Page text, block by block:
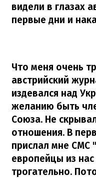
видели в глазах
первые дни и
Что меня очень
австрийский
издевался над
желанию быть
Союза. Не
отношения. В
прислал мне СМС
европейцы из
трогательно.